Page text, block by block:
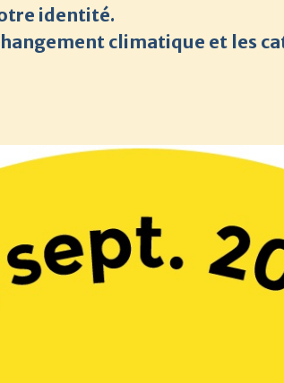
identité.
climatique et les